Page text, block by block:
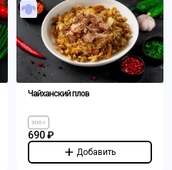
Чайханский плов
300 г
690 ₽
Добавить